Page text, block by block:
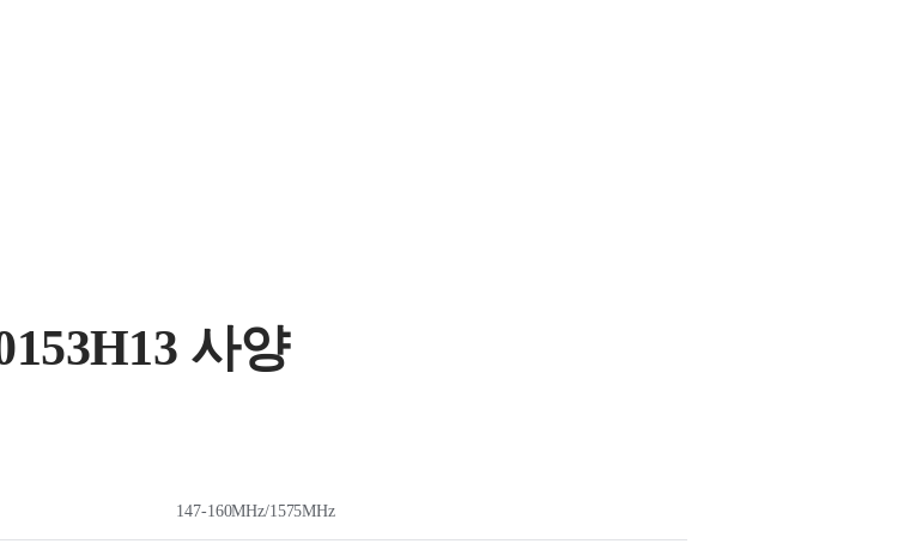
사양
147-160MHz/1575MHz